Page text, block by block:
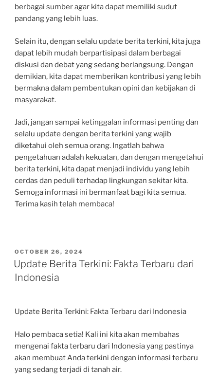
berbagai sumber agar kita dapat memiliki sudut
pandang yang lebih luas.
Selain itu, dengan selalu update berita terkini, kita juga
dapat lebih mudah berpartisipasi dalam berbagai
diskusi dan debat yang sedang berlangsung. Dengan
demikian, kita dapat memberikan kontribusi yang lebih
bermakna dalam pembentukan opini dan kebijakan di
masyarakat.
Jadi, jangan sampai ketinggalan informasi penting dan
selalu update dengan berita terkini yang wajib
diketahui oleh semua orang. Ingatlah bahwa
pengetahuan adalah kekuatan, dan dengan mengetahui
berita terkini, kita dapat menjadi individu yang lebih
cerdas dan peduli terhadap lingkungan sekitar kita.
Semoga informasi ini bermanfaat bagi kita semua.
Terima kasih telah membaca!
POSTED
ON
OCTOBER 26, 2024
Update Berita Terkini: Fakta Terbaru dari
Indonesia
Update Berita Terkini: Fakta Terbaru dari Indonesia
Halo pembaca setia! Kali ini kita akan membahas
mengenai fakta terbaru dari Indonesia yang pastinya
akan membuat Anda terkini dengan informasi terbaru
yang sedang terjadi di tanah air.